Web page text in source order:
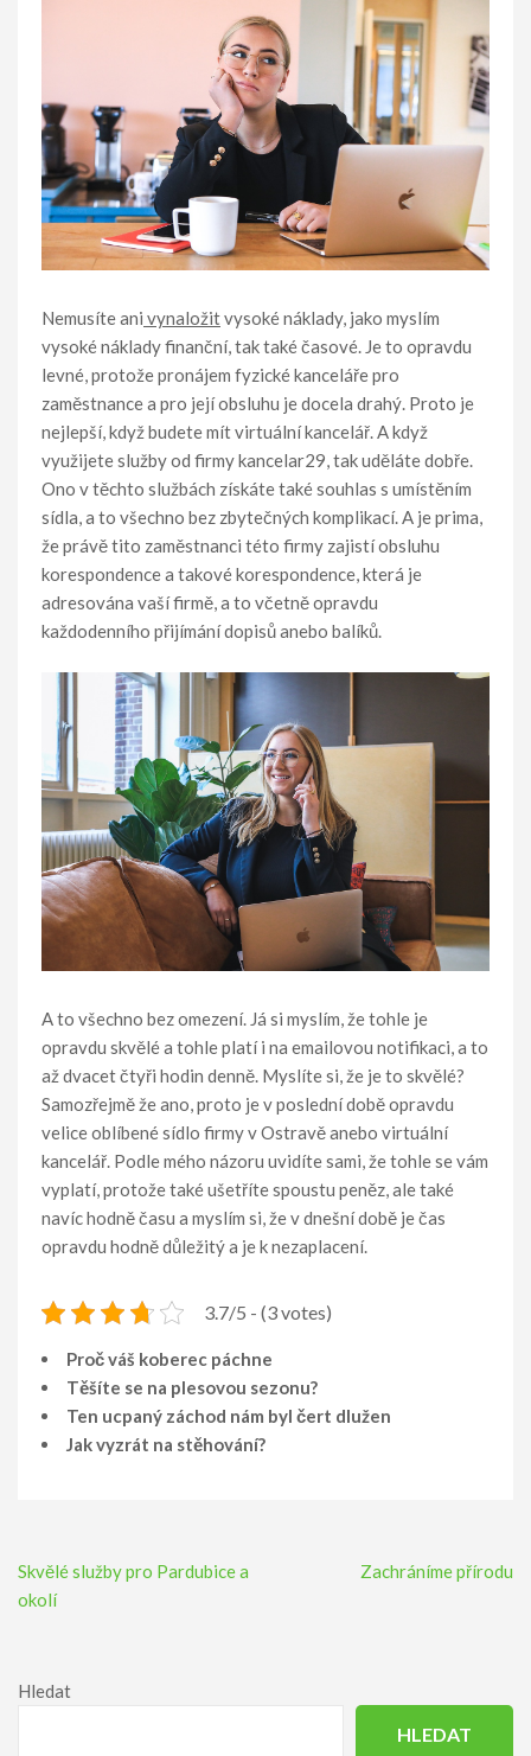
Nemusíte ani vynaložitvysoké náklady, jako myslím
vysoké náklady finanční, tak také časové. Je to opravdu
levné, protože pronájem fyzické kanceláře pro
zaměstnance a pro její obsluhu je docela drahý. Proto je
nejlepší, když budete mít virtuální kancelář. A když
využijete služby od firmy kancelar29, tak uděláte dobře.
Ono v těchto službách získáte také souhlas s umístěním
sídla, a to všechno bez zbytečných komplikací. A je prima,
že právě tito zaměstnanci této firmy zajistí obsluhu
korespondence a takové korespondence, která je
adresována vaší firmě, a to včetně opravdu
každodenního přijímání dopisů anebo balíků.
A to všechno bez omezení. Já si myslím, že tohle je
opravdu skvělé a tohle platí i na emailovou notifikaci, a to
až dvacet čtyři hodin denně. Myslíte si, že je to skvělé?
Samozřejmě že ano, proto je v poslední době opravdu
velice oblíbené sídlo firmy v Ostravě anebo virtuální
kancelář. Podle mého názoru uvidíte sami, že tohle se vám
vyplatí, protože také ušetříte spoustu peněz, ale také
navíc hodně času a myslím si, že v dnešní době je čas
opravdu hodně důležitý a je k nezaplacení.
3.7/5 - (3 votes)
Proč váš koberec páchne
Těšíte se na plesovou sezonu?
Ten ucpaný záchod nám byl čert dlužen
Jak vyzrát na stěhování?
Navigace
pro
Skvělé služby pro Pardubice a
okolí
Zachráníme přírodu
Hledat
HLEDAT